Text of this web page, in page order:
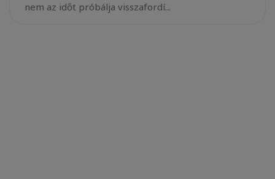
nem az időt próbálja visszafordí...